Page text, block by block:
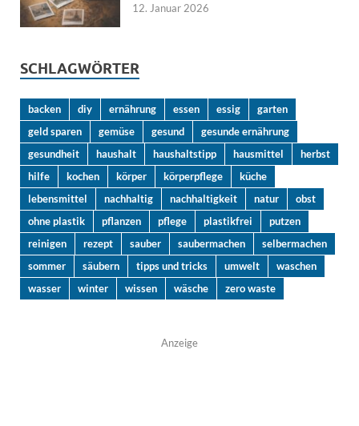
12. Januar 2026
SCHLAGWÖRTER
backen diy ernährung essen essig
garten
geld sparen
gemüse gesund
gesunde ernährung
gesundheit
haushalt haushaltstipp hausmittel
herbst
hilfe
kochen körper körperpflege
küche
lebensmittel
nachhaltig nachhaltigkeit natur
obst
ohne plastik
pflanzen pflege plastikfrei
putzen
reinigen
rezept sauber saubermachen
selbermachen
sommer
säubern tipps und tricks umwelt
waschen
wasser
winter wissen wäsche zero waste
Anzeige